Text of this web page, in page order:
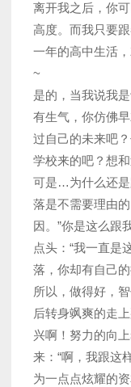
离开我之后，你
高度。而我只要
一年的高中生活
~
是的，当我说我
有生气，你仿佛
过自己的未来吧
学校来的吧？想
可是…为什么还是
落是不需要理由
因。”你是这么跟
点头：“我一直是
落，你却有自己的
所以，做得好，
后转身飒爽的走
兴啊！努力的向
来：“啊，我跟这
为一点点炫耀的